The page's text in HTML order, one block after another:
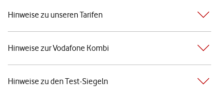
Hinweise zu unseren Tarifen
Hinweise zur Vodafone Kombi
Hinweise zu den Test-Siegeln